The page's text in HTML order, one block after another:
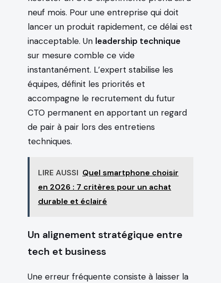
neuf mois. Pour une entreprise qui doit
lancer un produit rapidement, ce délai est
inacceptable. Un leadership technique
sur mesure comble ce vide
instantanément. L’expert stabilise les
équipes, définit les priorités et
accompagne le recrutement du futur
CTO permanent en apportant un regard
de pair à pair lors des entretiens
techniques.
LIRE AUSSI Quel smartphone choisir
en 2026 : 7 critères pour un achat
durable et éclairé
Un alignement stratégique entre
tech et business
Une erreur fréquente consiste à laisser la